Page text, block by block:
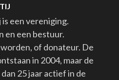
een vereniging.
en een bestuur.
of donateur. De
in 2004, maar de
25 jaar actief in de